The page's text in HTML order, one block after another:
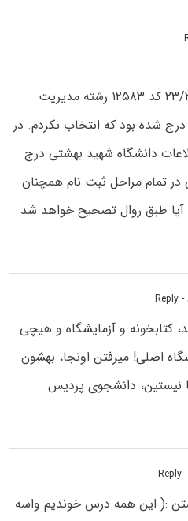
در دفترچه انتخاب رشته مورخ ۲۳/۲ کد ۱۲۵۸۳ رشته مدیریت
شده بود که انتخاب نکردم. در
مدیریت اطلاعات دانشگاه شهید بهشتی درج
تمام مراحل ثبت نام همچنان
طبق روال تصحیح خواهد شد
- Reply
و آزمایشگاه و هیچی
اصلی! میرفتن اونجا، بهشون
نیستین، دانشجوی پردیس
-
:( این همه درس خوندیم واسه